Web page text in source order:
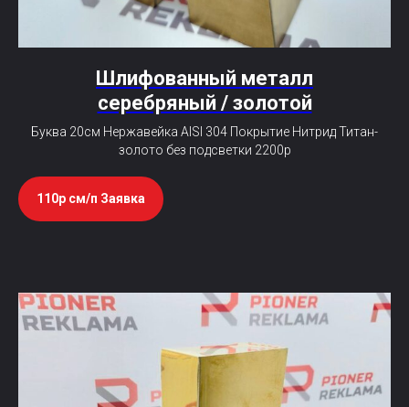
Шлифованный металл
серебряный / золотой
Буква 20см Нержавейка AISI 304 Покрытие Нитрид Титан-
золото без подсветки 2200р
110р см/п Заявка